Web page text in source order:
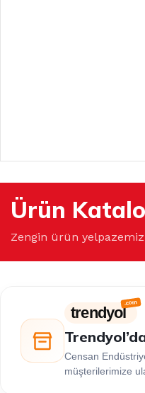
Ürün
Zengin ürün
trendyol
Censan
müşterilerimize